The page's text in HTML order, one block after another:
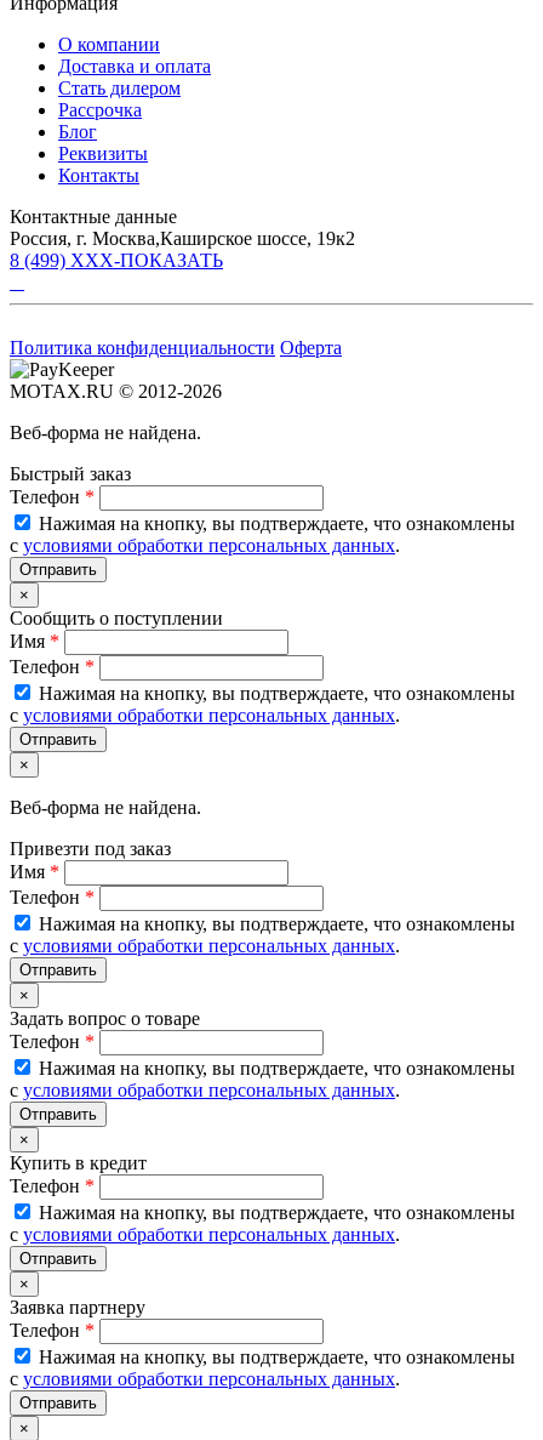
О компании
Доставка и оплата
Стать дилером
Рассрочка
Блог
Реквизиты
Контакты
Контактные данные
Россия, г. Москва,Каширское шоссе, 19к2
8 (499) XXX-ПОКАЗАТЬ
Политика конфиденциальности Оферта
MOTAX.RU © 2012-2026
Веб-форма не найдена.
Быстрый заказ
Телефон *
Нажимая на кнопку, вы подтверждаете, что ознакомлены
с условиями обработки персональных данных.
×
Сообщить о поступлении
Имя *
Телефон *
Нажимая на кнопку, вы подтверждаете, что ознакомлены
с условиями обработки персональных данных.
×
Веб-форма не найдена.
Привезти под заказ
Имя *
Телефон *
Нажимая на кнопку, вы подтверждаете, что ознакомлены
с условиями обработки персональных данных.
×
Задать вопрос о товаре
Телефон *
Нажимая на кнопку, вы подтверждаете, что ознакомлены
с условиями обработки персональных данных.
×
Купить в кредит
Телефон *
Нажимая на кнопку, вы подтверждаете, что ознакомлены
с условиями обработки персональных данных.
×
Заявка партнеру
Телефон *
Нажимая на кнопку, вы подтверждаете, что ознакомлены
с условиями обработки персональных данных.
×